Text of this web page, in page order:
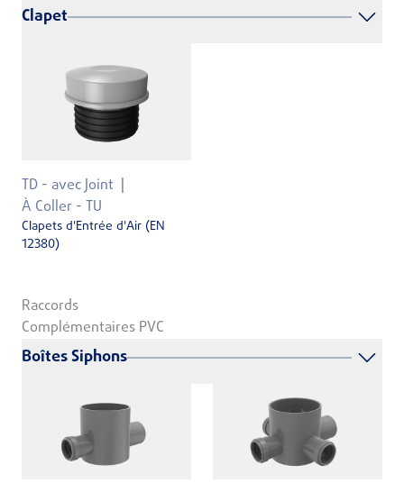
Clapet
TD - avec Joint
À Coller - TU
Clapets d'Entrée d'Air (EN
12380)
Raccords
Complémentaires PVC
Boîtes Siphons